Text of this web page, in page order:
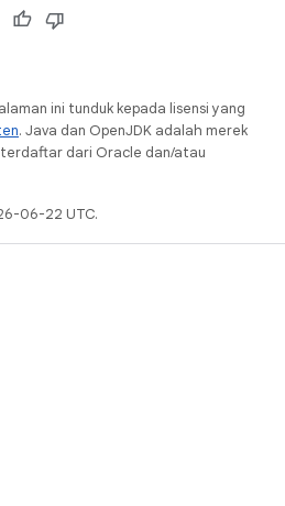
ini tunduk kepada lisensi yang
. Java dan OpenJDK adalah merek
dari Oracle dan/atau
06-22 UTC.